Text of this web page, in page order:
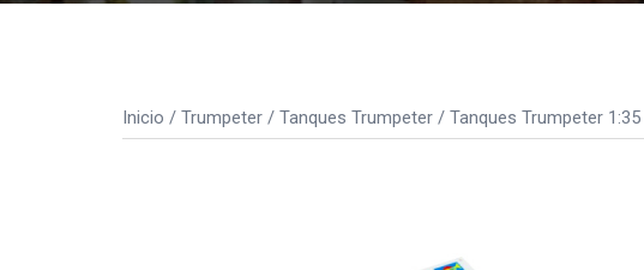
Inicio / Trumpeter / Tanques Trumpeter / Tanques Trumpeter 1:35